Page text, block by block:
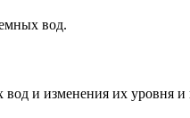
вод.
и изменения их уровня и